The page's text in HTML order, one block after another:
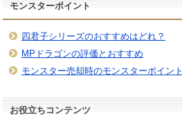
モンスターポイント
四君子シリーズのおすすめはどれ？
MPドラゴンの評価とおすすめ
モンスター売却時のモンスターポイント
お役立ちコンテンツ